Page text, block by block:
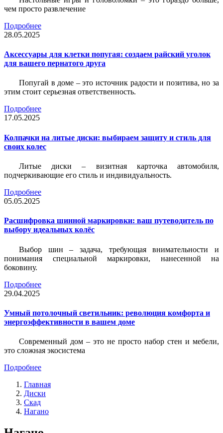
чем просто развлечение
Подробнее
28.05.2025
Аксессуары для клетки попугая: создаем райский уголок
для вашего пернатого друга
Попугай в доме – это источник радости и позитива, но за
этим стоит серьезная ответственность.
Подробнее
17.05.2025
Колпачки на литые диски: выбираем защиту и стиль для
своих колес
Литые диски – визитная карточка автомобиля,
подчеркивающие его стиль и индивидуальность.
Подробнее
05.05.2025
Расшифровка шинной маркировки: ваш путеводитель по
выбору идеальных колёс
Выбор шин – задача, требующая внимательности и
понимания специальной маркировки, нанесенной на
боковину.
Подробнее
29.04.2025
Умный потолочный светильник: революция комфорта и
энергоэффективности в вашем доме
Современный дом – это не просто набор стен и мебели,
это сложная экосистема
Подробнее
Главная
Диски
Скад
Нагано